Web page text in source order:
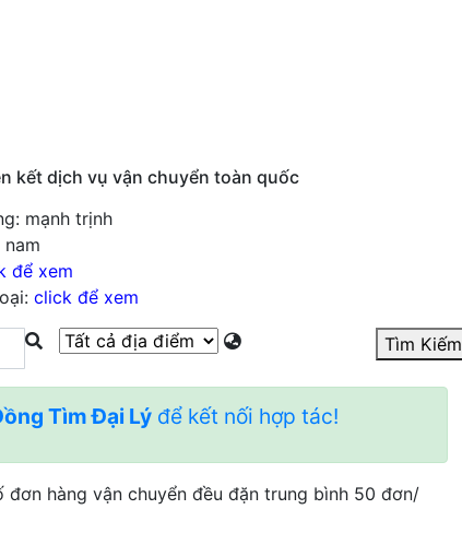
kết dịch vụ vận chuyển toàn quốc
mạnh trịnh
để xem
click để xem
Tìm Kiếm
Tìm Đại Lý để kết nối hợp tác!
hàng vận chuyển đều đặn trung bình 50 đơn/